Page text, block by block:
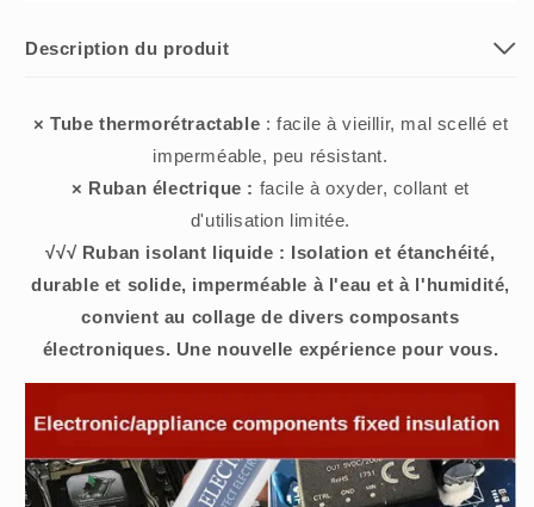
Description du produit
× Tube thermorétractable : facile à vieillir, mal scellé et
imperméable, peu résistant.
× Ruban électrique : facile à oxyder, collant et
d'utilisation limitée.
√√√ Ruban isolant liquide : Isolation et étanchéité,
durable et solide, imperméable à l'eau et à l'humidité,
convient au collage de divers composants
électroniques. Une nouvelle expérience pour vous.